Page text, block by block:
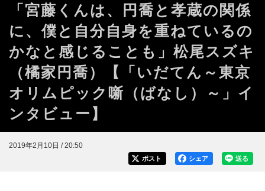
「宮藤くんは、円喬と孝蔵の関係
に、僕と自分自身を重ねているの
かなと感じることも」松尾スズキ
（橘家円喬）【「いだてん～東京
オリムピック噺（ばなし）～」イ
ンタビュー】
2019年2月10日 / 20:50
送る
シェア
ポスト